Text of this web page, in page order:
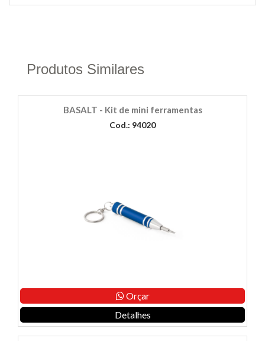
Produtos Similares
BASALT - Kit de mini ferramentas
Cod.: 94020
Orçar
Detalhes